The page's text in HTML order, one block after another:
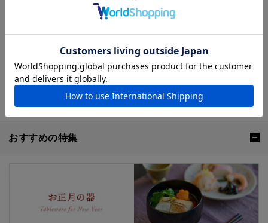
明治12年（1879年）、九谷焼中興の祖である九谷庄三
の出生地、石川県能美郡寺井村に創業。邂逅石川県の代
表的な伝統工芸である九谷焼の窯元です。以来140年以
上、先人の伝統を守り昔ながらの手仕事で日々の食器か
ら茶陶まで製造しています。 彩り鮮やかな上絵付けと深
い発色の染付け、そして何より丈夫で美しい生地が長右
衛門窯の特長です。
おすすめの特集